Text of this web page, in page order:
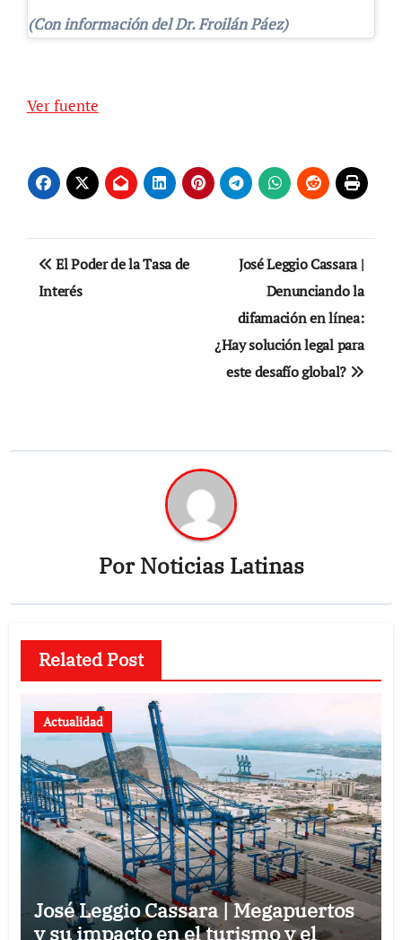
(Con información del Dr. Froilán Páez)
de
Ver fuente
Navegación
de
El Poder de la Tasa de
Interés
José Leggio Cassara |
Denunciando la
difamación en línea:
¿Hay solución legal para
este desafío global?
PorNoticias Latinas
Related Post
Actualidad
José Leggio Cassara | Megapuertos
y su impacto en el turismo y el